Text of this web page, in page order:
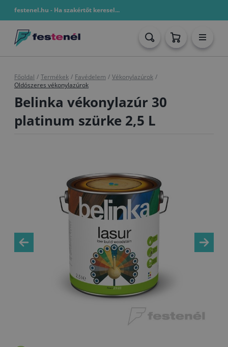
festenel.hu - Ha szakértőt keresel...
Főoldal / Termékek / Favédelem / Vékonylazúrok /
Oldószeres vékonylazúrok
Belinka vékonylazúr 30
platinum szürke 2,5 L